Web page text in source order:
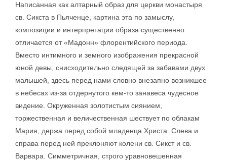
Написанная как алтарный образ для церкви монастыря
св. Сикста в Пьяченце, картина эта по замыслу,
композиции и интерпретации образа существенно
отличается от «Мадонн» флорентийского периода.
Вместо интимного и земного изображения прекрасной
юной девы, снисходительно следящей за забавами двух
малышей, здесь перед нами словно внезапно возникшее
в небесах из-за отдернутого кем-то занавеса чудесное
видение. Окруженная золотистым сиянием,
торжественная и величественная шествует по облакам
Мария, держа перед собой младенца Христа. Слева и
справа перед ней преклоняют колени св. Сикст и св.
Варвара. Симметричная, строго уравновешенная